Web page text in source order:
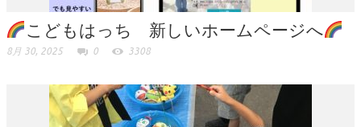
こどもはっち 新しいホームページへ
8月 30, 2025 0 3308